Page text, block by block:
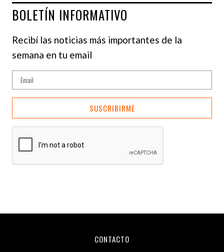
BOLETÍN INFORMATIVO
Recibí las noticias más importantes de la
semana en tu email
SUSCRIBIRME
CONTACTO